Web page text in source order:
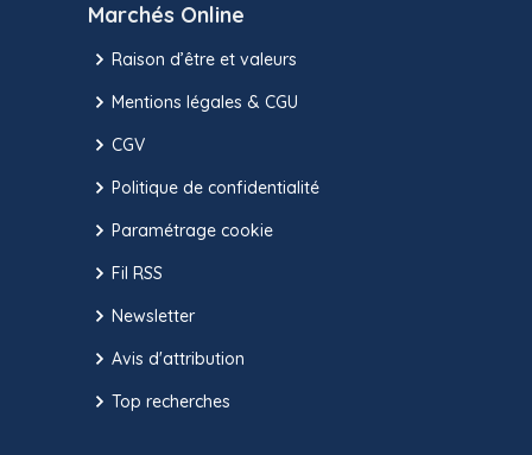
Marchés Online
Raison d’être et valeurs
Mentions légales & CGU
CGV
Politique de confidentialité
Paramétrage cookie
Fil RSS
Newsletter
Avis d'attribution
Top recherches